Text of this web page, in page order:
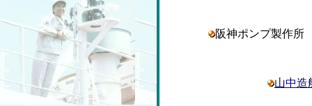
阪神ポンプ製作
山中造